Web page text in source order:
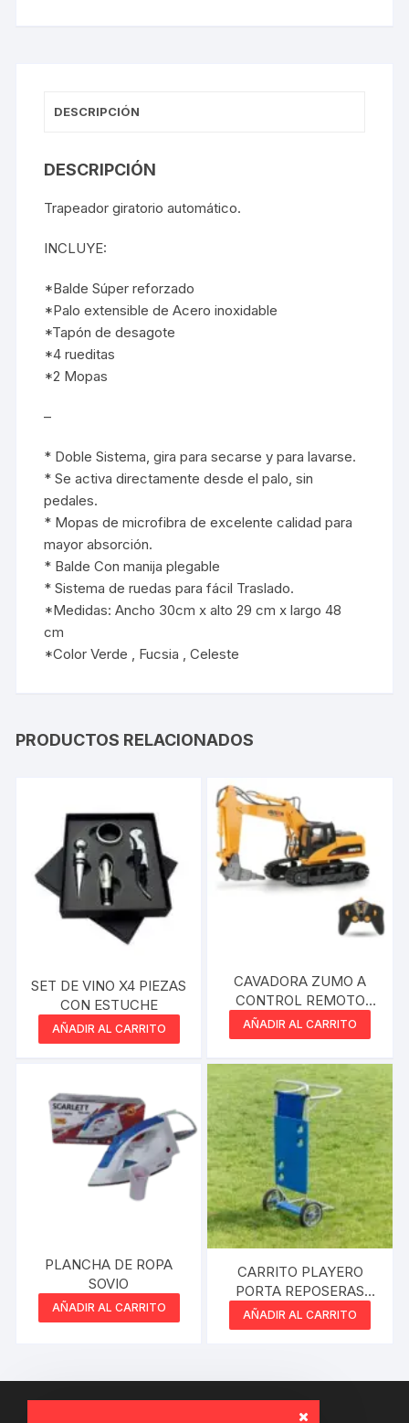
DESCRIPCIÓN
DESCRIPCIÓN
Trapeador giratorio automático.
INCLUYE:
*Balde Súper reforzado
*Palo extensible de Acero inoxidable
*Tapón de desagote
*4 rueditas
*2 Mopas
–
* Doble Sistema, gira para secarse y para lavarse.
* Se activa directamente desde el palo, sin
pedales.
* Mopas de microfibra de excelente calidad para
mayor absorción.
* Balde Con manija plegable
* Sistema de ruedas para fácil Traslado.
*Medidas: Ancho 30cm x alto 29 cm x largo 48
cm
*Color Verde , Fucsia , Celeste
PRODUCTOS RELACIONADOS
SET DE VINO X4 PIEZAS
CON ESTUCHE
AÑADIR AL CARRITO
CAVADORA ZUMO A
CONTROL REMOTO
AMARILLO
RECARGABLE 1203U
AÑADIR AL CARRITO
PLANCHA DE ROPA
SOVIO
AÑADIR AL CARRITO
CARRITO PLAYERO
PORTA REPOSERAS
MOR
AÑADIR AL CARRITO